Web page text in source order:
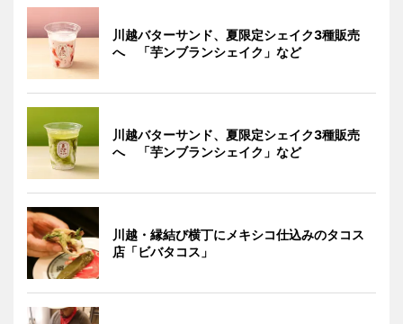
川越バターサンド、夏限定シェイク3種販売
へ 「芋ンブランシェイク」など
川越バターサンド、夏限定シェイク3種販売
へ 「芋ンブランシェイク」など
川越・縁結び横丁にメキシコ仕込みのタコス
店「ビバタコス」